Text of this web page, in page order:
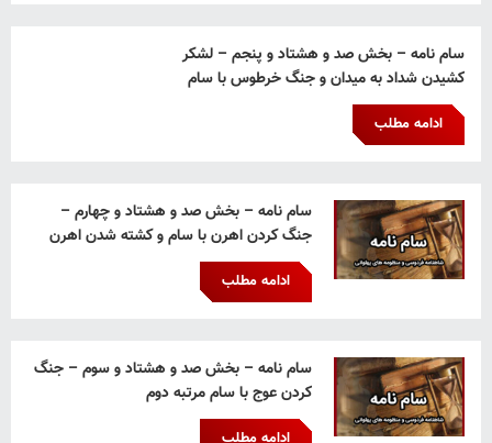
سام نامه – بخش صد و هشتاد و پنجم – لشکر
کشیدن شداد به میدان و جنگ خرطوس با سام
ادامه مطلب
سام نامه – بخش صد و هشتاد و چهارم –
جنگ کردن اهرن با سام و کشته شدن اهرن
ادامه مطلب
سام نامه – بخش صد و هشتاد و سوم – جنگ
کردن عوج با سام مرتبه دوم
ادامه مطلب